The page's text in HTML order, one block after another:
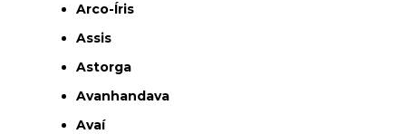
Arco-Íris
Assis
Astorga
Avanhandava
Avaí